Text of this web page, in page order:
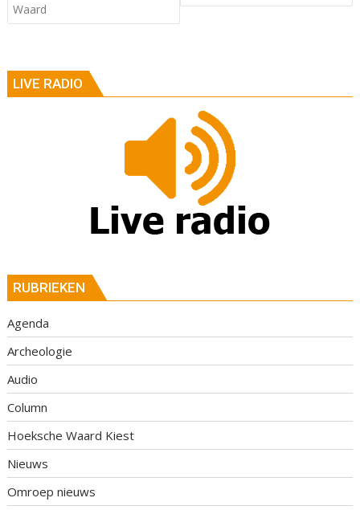
Waard
LIVE RADIO
RUBRIEKEN
Agenda
Archeologie
Audio
Column
Hoeksche Waard Kiest
Nieuws
Omroep nieuws